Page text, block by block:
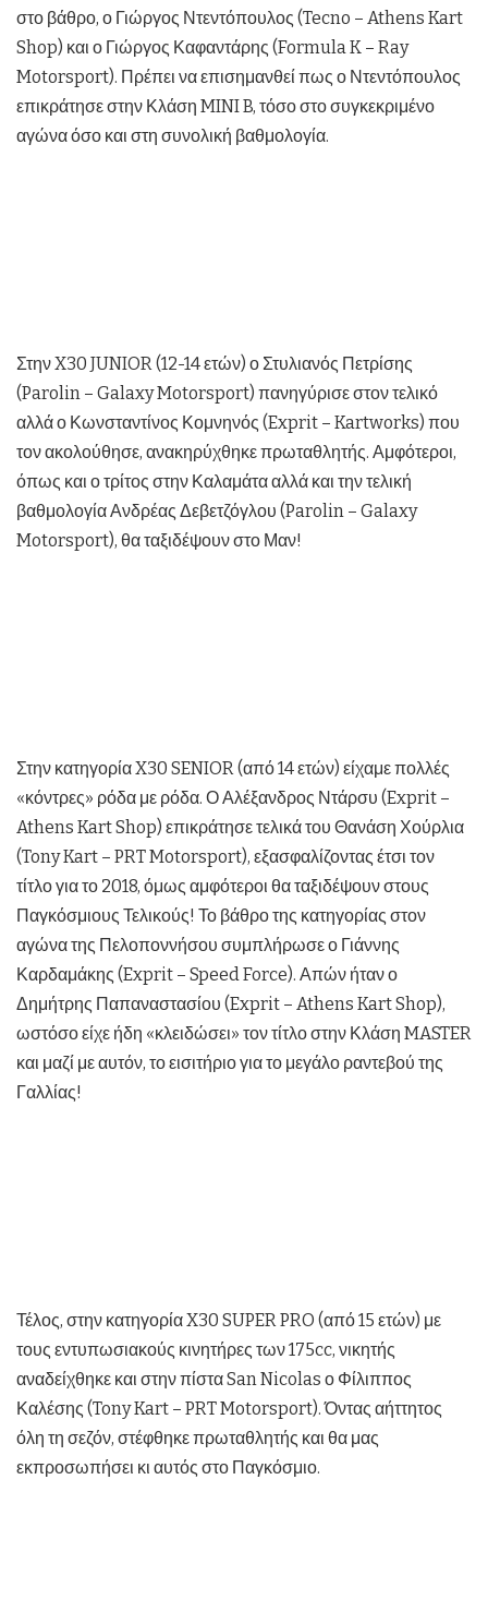
στο βάθρο, ο Γιώργος Ντεντόπουλος (Tecno – Athens Kart
Shop) και ο Γιώργος Καφαντάρης (Formula K – Ray
Motorsport). Πρέπει να επισημανθεί πως ο Ντεντόπουλος
επικράτησε στην Κλάση MINI B, τόσο στο συγκεκριμένο
αγώνα όσο και στη συνολική βαθμολογία.
Στην X30 JUNIOR (12-14 ετών) ο Στυλιανός Πετρίσης
(Parolin – Galaxy Motorsport) πανηγύρισε στον τελικό
αλλά ο Κωνσταντίνος Κομνηνός (Exprit – Kartworks) που
τον ακολούθησε, ανακηρύχθηκε πρωταθλητής. Αμφότεροι,
όπως και ο τρίτος στην Καλαμάτα αλλά και την τελική
βαθμολογία Ανδρέας Δεβετζόγλου (Parolin – Galaxy
Motorsport), θα ταξιδέψουν στο Μαν!
Στην κατηγορία X30 SENIOR (από 14 ετών) είχαμε πολλές
«κόντρες» ρόδα με ρόδα. Ο Αλέξανδρος Ντάρσυ (Exprit –
Athens Kart Shop) επικράτησε τελικά του Θανάση Χούρλια
(Tony Kart – PRT Motorsport), εξασφαλίζοντας έτσι τον
τίτλο για το 2018, όμως αμφότεροι θα ταξιδέψουν στους
Παγκόσμιους Τελικούς! Το βάθρο της κατηγορίας στον
αγώνα της Πελοποννήσου συμπλήρωσε ο Γιάννης
Καρδαμάκης (Exprit – Speed Force). Απών ήταν ο
Δημήτρης Παπαναστασίου (Exprit – Athens Kart Shop),
ωστόσο είχε ήδη «κλειδώσει» τον τίτλο στην Κλάση MASTER
και μαζί με αυτόν, το εισιτήριο για το μεγάλο ραντεβού της
Γαλλίας!
Τέλος, στην κατηγορία X30 SUPER PRO (από 15 ετών) με
τους εντυπωσιακούς κινητήρες των 175cc, νικητής
αναδείχθηκε και στην πίστα San Nicolas ο Φίλιππος
Καλέσης (Tony Kart – PRT Motorsport). Όντας αήττητος
όλη τη σεζόν, στέφθηκε πρωταθλητής και θα μας
εκπροσωπήσει κι αυτός στο Παγκόσμιο.